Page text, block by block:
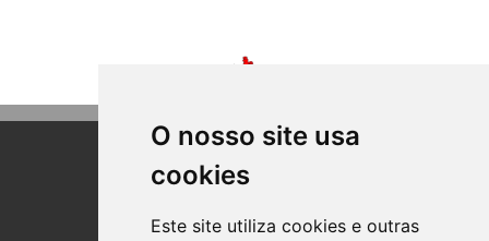
O nosso site usa
cookies
Este site utiliza cookies e outras
BOM PRINCIPIO
RIO GRANDE DO SUL